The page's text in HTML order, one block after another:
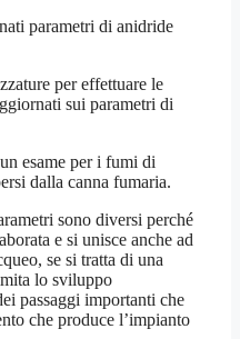
parametri di anidride
per effettuare le
sui parametri di
esame per i fumi di
dalla canna fumaria.
sono diversi perché
e si unisce anche ad
se si tratta di una
lo sviluppo
passaggi importanti che
che produce l’impianto